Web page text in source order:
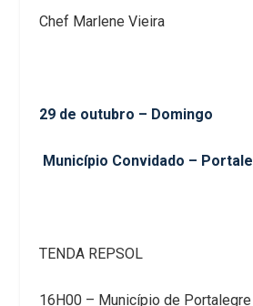
Chef Marlene Vieira
29 de outubro – Domingo
Município Convidado –
TENDA REPSOL
16H00 – Município de